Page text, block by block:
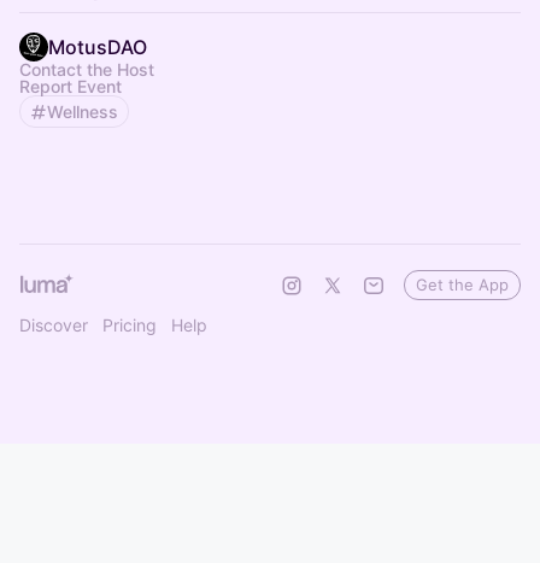
MotusDAO
Contact the Host
Report Event
Wellness
Discover Pricing Help
Get the App